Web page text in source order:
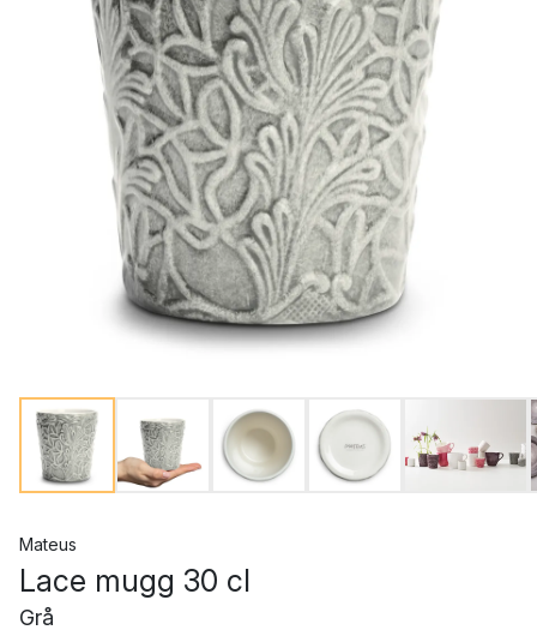
Mateus
Lace mugg 30 cl
Grå